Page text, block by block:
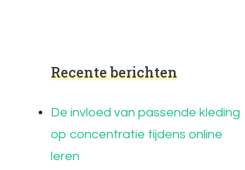
Recente berichten
De invloed van passende kleding
op concentratie tijdens online
leren